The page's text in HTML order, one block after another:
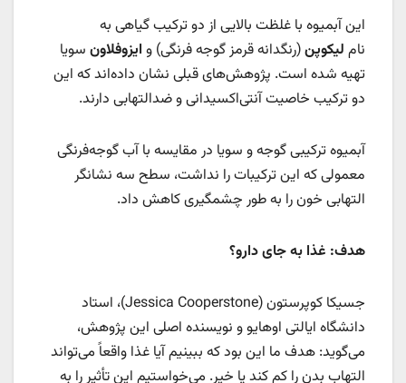
این آبمیوه با غلظت بالایی از دو ترکیب گیاهی به
نام لیکوپن(رنگدانه قرمز گوجه فرنگی) و ایزوفلاون سویا
تهیه شده است. پژوهش‌های قبلی نشان داده‌اند که این
دو ترکیب خاصیت آنتی‌اکسیدانی و ضدالتهابی دارند.
آبمیوه ترکیبی گوجه و سویا در مقایسه با آب گوجه‌فرنگی
معمولی که این ترکیبات را نداشت، سطح سه نشانگر
التهابی خون را به طور چشمگیری کاهش داد.
هدف: غذا به جای دارو؟
جسیکا کوپرستون (Jessica Cooperstone)، استاد
دانشگاه ایالتی اوهایو و نویسنده اصلی این پژوهش،
می‌گوید: هدف ما این بود که ببینیم آیا غذا واقعاً می‌تواند
التهاب بدن را کم کند یا خیر. می‌خواستیم این تأثیر را به